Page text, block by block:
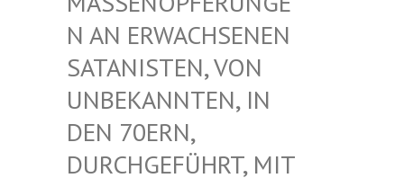
AN ERWACHSENEN S
ATANISTEN, VON U
NBEKANNTEN, IN D
EN 70ERN, D
URCHGEFÜHRT, MIT B